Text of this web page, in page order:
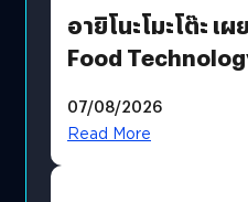
อายิโนะโมะโต๊ะ เ
Food
บริโภคและ B2B
07/08/2026
Read More